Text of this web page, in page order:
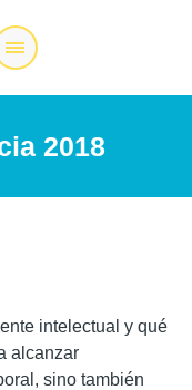
2018
intelectual y qué
alcanzar
sino también